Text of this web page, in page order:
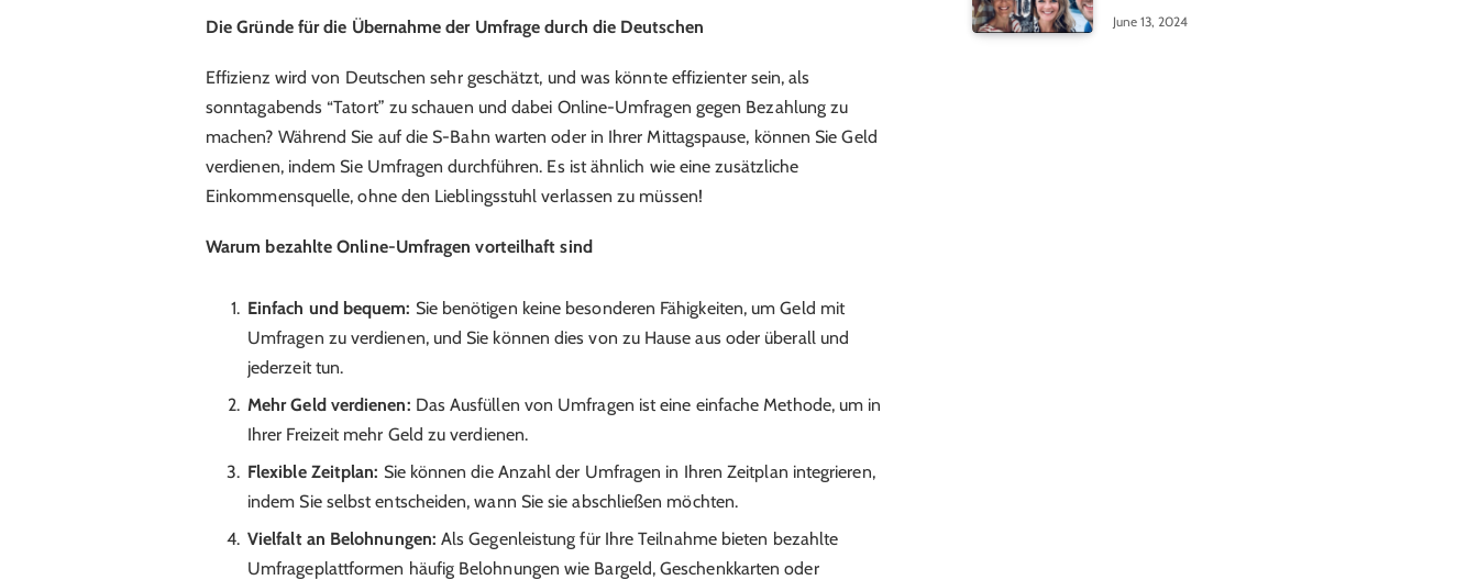
Die Gründe für die Übernahme der Umfrage durch die Deutschen
Effizienz wird von Deutschen sehr geschätzt, und was könnte effizienter sein, als
sonntagabends “Tatort” zu schauen und dabei Online-Umfragen gegen Bezahlung zu
machen? Während Sie auf die S-Bahn warten oder in Ihrer Mittagspause, können Sie Geld
verdienen, indem Sie Umfragen durchführen. Es ist ähnlich wie eine zusätzliche
Einkommensquelle, ohne den Lieblingsstuhl verlassen zu müssen!
Warum bezahlte Online-Umfragen vorteilhaft sind
Einfach und bequem: Sie benötigen keine besonderen Fähigkeiten, um Geld mit
Umfragen zu verdienen, und Sie können dies von zu Hause aus oder überall und
jederzeit tun.
Mehr Geld verdienen: Das Ausfüllen von Umfragen ist eine einfache Methode, um in
Ihrer Freizeit mehr Geld zu verdienen.
Flexible Zeitplan: Sie können die Anzahl der Umfragen in Ihren Zeitplan integrieren,
indem Sie selbst entscheiden, wann Sie sie abschließen möchten.
Vielfalt an Belohnungen: Als Gegenleistung für Ihre Teilnahme bieten bezahlte
Umfrageplattformen häufig Belohnungen wie Bargeld, Geschenkkarten oder
June 13, 2024